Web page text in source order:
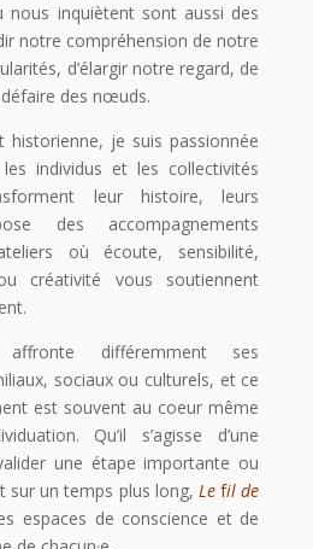
nous inquiètent sont aussi des
notre compréhension de notre
d’élargir notre regard, de
des nœuds.
historienne, je suis passionnée
individus et les collectivités
leur histoire, leurs
des accompagnements
où écoute, sensibilité,
créativité vous soutiennent
affronte différemment ses
sociaux ou culturels, et ce
est souvent au coeur même
Qu’il s’agisse d’une
une étape importante ou
sur un temps plus long, Lefil de
espaces de conscience et de